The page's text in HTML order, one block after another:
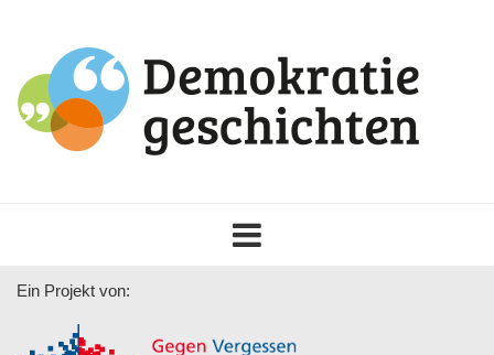
navigation
Ein Projekt von: